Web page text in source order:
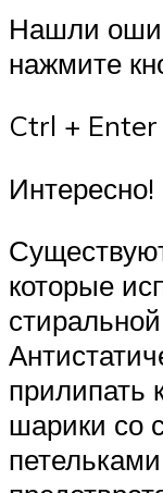
Нашли
нажмите
Ctrl + Enter
Интересно!
которые
прилипать
шарики со